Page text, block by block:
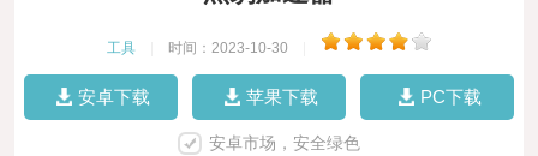
工具 时间：2023-10-30
安卓下载 苹果下载 PC下载
安卓市场，安全绿色